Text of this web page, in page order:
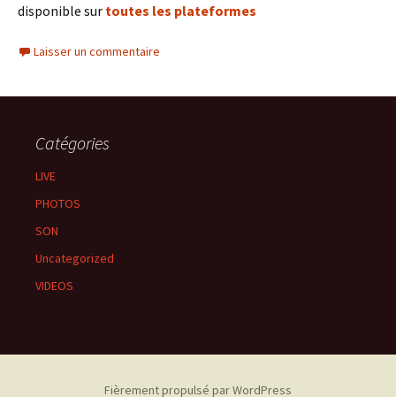
disponible sur toutes les plateformes
Laisser un commentaire
Catégories
LIVE
PHOTOS
SON
Uncategorized
VIDEOS
Fièrement propulsé par WordPress